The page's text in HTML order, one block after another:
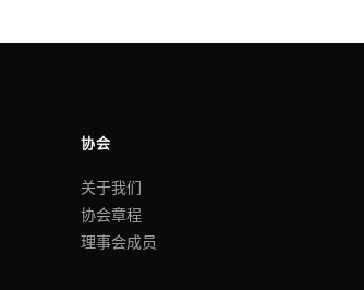
协会
关于我们
协会章程
理事会成员